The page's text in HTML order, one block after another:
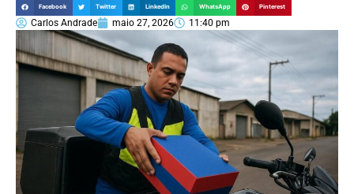
Facebook Twitter LinkedIn WhatsApp Pinterest
Carlos Andrade maio 27, 2026 11:40 pm